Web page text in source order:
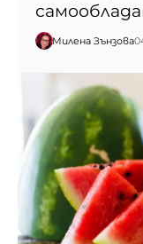
Милена Зънзова